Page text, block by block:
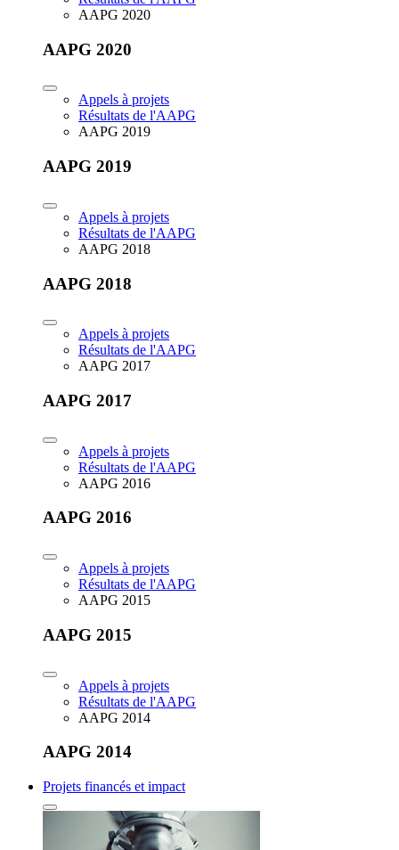
AAPG 2020
AAPG 2020
Appels à projets
Résultats de l'AAPG
AAPG 2019
AAPG 2019
Appels à projets
Résultats de l'AAPG
AAPG 2018
AAPG 2018
Appels à projets
Résultats de l'AAPG
AAPG 2017
AAPG 2017
Appels à projets
Résultats de l'AAPG
AAPG 2016
AAPG 2016
Appels à projets
Résultats de l'AAPG
AAPG 2015
AAPG 2015
Appels à projets
Résultats de l'AAPG
AAPG 2014
AAPG 2014
Projets financés et impact